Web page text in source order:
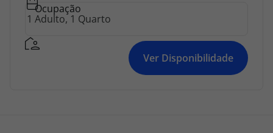
Ocupação
Ver Disponibilidade